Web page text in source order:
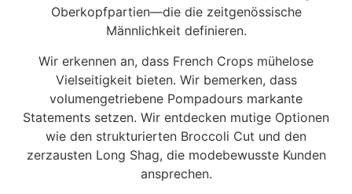
Oberkopfpartien—die die zeitgenössische
Männlichkeit definieren.
Wir erkennen an, dass French Crops mühelose
Vielseitigkeit bieten. Wir bemerken, dass
volumengetriebene Pompadours markante
Statements setzen. Wir entdecken mutige Optionen
wie den strukturierten Broccoli Cut und den
zerzausten Long Shag, die modebewusste Kunden
ansprechen.